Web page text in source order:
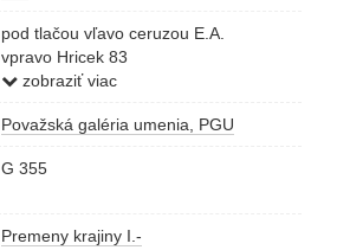
pod tlačou vľavo ceruzou E.A.
vpravo Hricek 83
v strede Premeny XV
zobraziť viac
Považská galéria umenia, PGU
G 355
Premeny krajiny I.-